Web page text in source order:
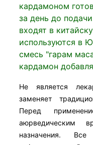
кардамоном
за день до
входят в
используются в
смесь "гарам
кардамон
Не является
заменяет
Перед
аюрведическим
назначения.